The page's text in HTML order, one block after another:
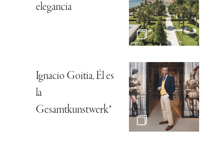
elegancia
Ignacio Goitia, Él es
la
Gesamtkunstwerk*